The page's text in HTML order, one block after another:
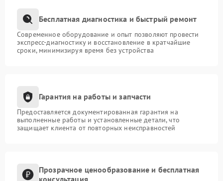
Бесплатная диагностика и быстрый ремонт
Современное оборудование и опыт позволяют провести
экспресс-диагностику и восстановление в кратчайшие
сроки, минимизируя время без устройства
Гарантия на работы и запчасти
Предоставляется документированная гарантия на
выполненные работы и установленные детали, что
защищает клиента от повторных неисправностей
Прозрачное ценообразование и бесплатная
консультация